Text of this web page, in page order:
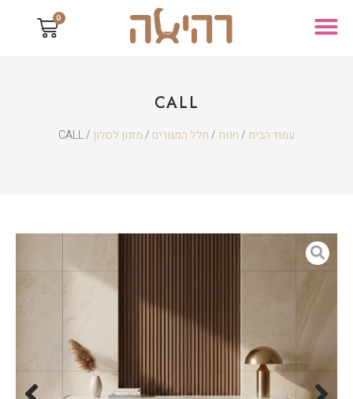
0
CALL
עמוד הבית/חנות/חלל המגורים /מזנון לסלון / CALL